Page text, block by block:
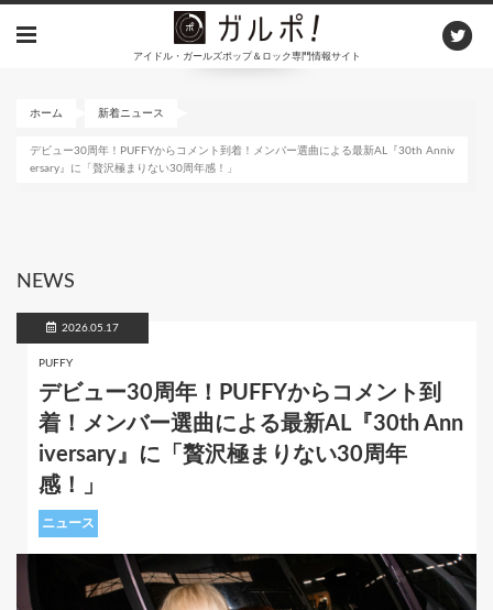
アイドル・ガールズポップ＆ロック専門情報サイト
ホーム 新着ニュース
デビュー30周年！PUFFYからコメント到着！メンバー選曲による最新AL『30th Anniv
ersary』に「贅沢極まりない30周年感！」
NEWS
2026.05.17
PUFFY
デビュー30周年！PUFFYからコメント到
着！メンバー選曲による最新AL『30th Ann
iversary』に「贅沢極まりない30周年
感！」
ニュース